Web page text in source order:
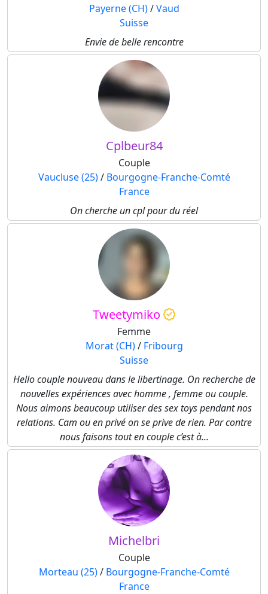
Payerne (CH)/Vaud
Suisse
Envie de belle rencontre
Cplbeur84
Couple
Vaucluse (25)/ Bourgogne-Franche-Comté
France
On cherche un cpl pour du réel
Tweetymiko
Femme
Morat (CH)/ Fribourg
Suisse
Hello couple nouveau dans le libertinage. On recherche de
nouvelles expériences avec homme , femme ou couple.
Nous aimons beaucoup utiliser des sex toys pendant nos
relations. Cam ou en privé on se prive de rien. Par contre
nous faisons tout en couple c’est à...
Michelbri
Couple
Morteau (25)/ Bourgogne-Franche-Comté
France